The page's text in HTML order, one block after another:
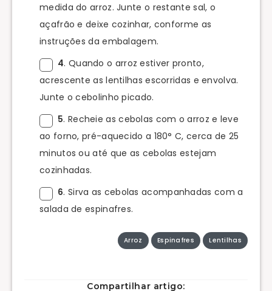
medida do arroz. Junte o restante sal, o
açafrão e deixe cozinhar, conforme as
instruções da embalagem.
4. Quando o arroz estiver pronto,
acrescente as lentilhas escorridas e envolva.
Junte o cebolinho picado.
5. Recheie as cebolas com o arroz e leve
ao forno, pré-aquecido a 180° C, cerca de 25
minutos ou até que as cebolas estejam
cozinhadas.
6. Sirva as cebolas acompanhadas com a
salada de espinafres.
Arroz Espinafres Lentilhas
Compartilhar artigo: